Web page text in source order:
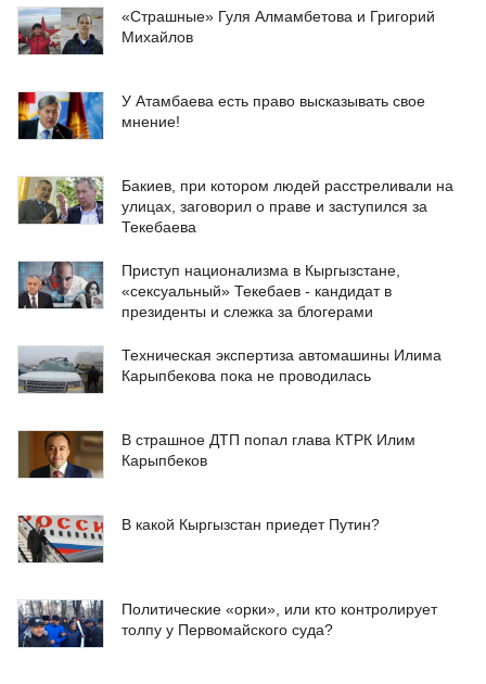
«Страшные» Гуля Алмамбетова и Григорий
Михайлов
У Атамбаева есть право высказывать свое
мнение!
Бакиев, при котором людей расстреливали на
улицах, заговорил о праве и заступился за
Текебаева
Приступ национализма в Кыргызстане,
«сексуальный» Текебаев - кандидат в
президенты и слежка за блогерами
Техническая экспертиза автомашины Илима
Карыпбекова пока не проводилась
В страшное ДТП попал глава КТРК Илим
Карыпбеков
В какой Кыргызстан приедет Путин?
Политические «орки», или кто контролирует
толпу у Первомайского суда?